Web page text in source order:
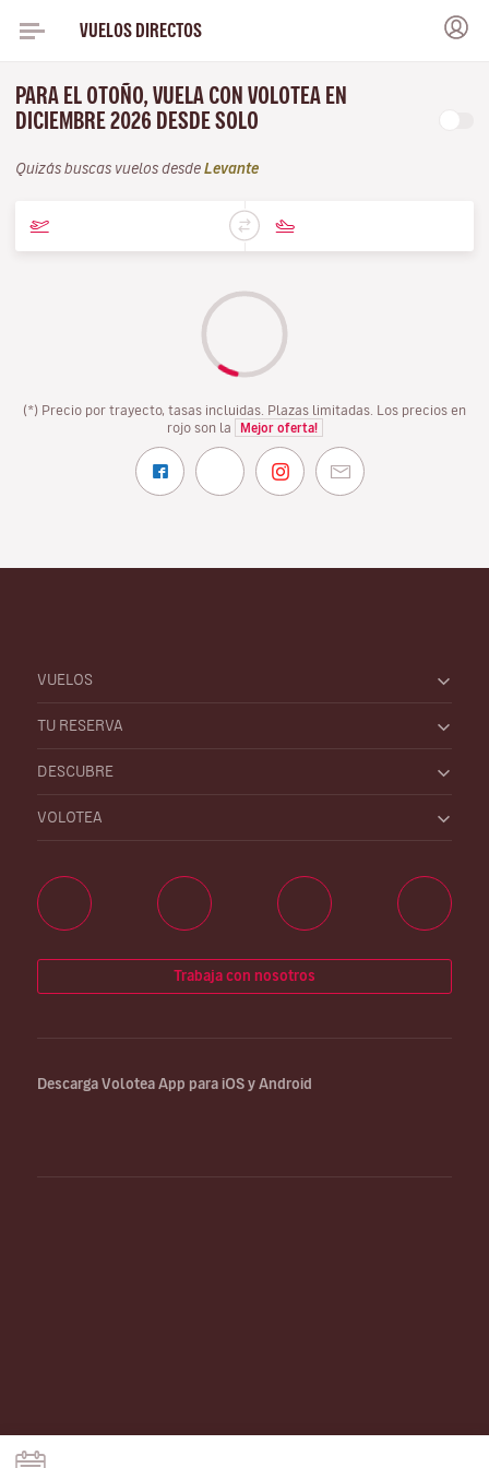
VUELOS DIRECTOS
PARA EL OTOÑO, VUELA CON VOLOTEA EN
DICIEMBRE 2026 DESDE SOLO
Quizás buscas vuelos desde Levante
(*) Precio por trayecto, tasas incluidas. Plazas limitadas. Los precios en
rojo son la
Mejor oferta!
VUELOS
TU RESERVA
DESCUBRE
VOLOTEA
Trabaja con nosotros
Descarga Volotea App para iOS y Android